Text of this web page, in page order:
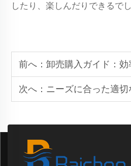
したり、楽しんだりできるでし
前へ： 卸売購入ガイド：効率的に電
次へ： ニーズに合った適切なアルミニ